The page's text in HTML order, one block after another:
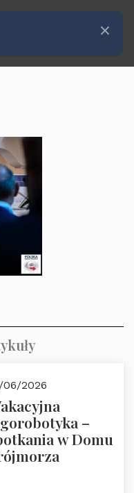
06/2026
–
w Domu
Zamknij